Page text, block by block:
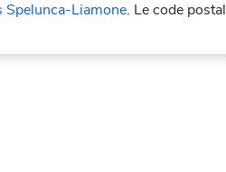
Spelunca-Liamone. Le code postal